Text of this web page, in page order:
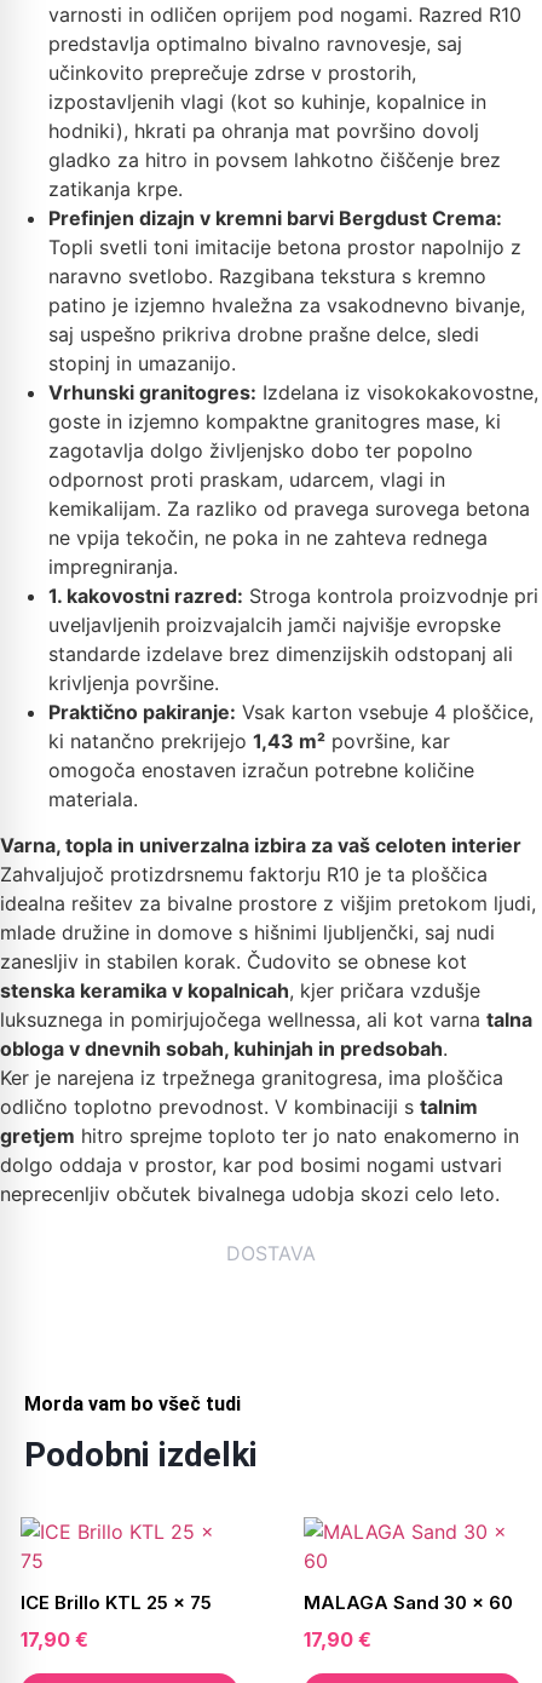
DOSTAVA
varnosti in odličen oprijem pod nogami. Razred R10
predstavlja optimalno bivalno ravnovesje, saj
učinkovito preprečuje zdrse v prostorih,
izpostavljenih vlagi (kot so kuhinje, kopalnice in
hodniki), hkrati pa ohranja mat površino dovolj
gladko za hitro in povsem lahkotno čiščenje brez
zatikanja krpe.
Prefinjen dizajn v kremni barvi Bergdust Crema:
Topli svetli toni imitacije betona prostor napolnijo z
naravno svetlobo. Razgibana tekstura s kremno
patino je izjemno hvaležna za vsakodnevno bivanje,
saj uspešno prikriva drobne prašne delce, sledi
stopinj in umazanijo.
Vrhunski granitogres: Izdelana iz visokokakovostne,
goste in izjemno kompaktne granitogres mase, ki
zagotavlja dolgo življenjsko dobo ter popolno
odpornost proti praskam, udarcem, vlagi in
kemikalijam. Za razliko od pravega surovega betona
ne vpija tekočin, ne poka in ne zahteva rednega
impregniranja.
1. kakovostni razred: Stroga kontrola proizvodnje pri
uveljavljenih proizvajalcih jamči najvišje evropske
standarde izdelave brez dimenzijskih odstopanj ali
krivljenja površine.
Praktično pakiranje: Vsak karton vsebuje 4 ploščice,
ki natančno prekrijejo 1,43 m² površine, kar
omogoča enostaven izračun potrebne količine
materiala.
Varna, topla in univerzalna izbira za vaš celoten interier
Zahvaljujoč protizdrsnemu faktorju R10 je ta ploščica
idealna rešitev za bivalne prostore z višjim pretokom ljudi,
mlade družine in domove s hišnimi ljubljenčki, saj nudi
zanesljiv in stabilen korak. Čudovito se obnese kot
stenska keramika v kopalnicah, kjer pričara vzdušje
luksuznega in pomirjujočega wellnessa, ali kot varna talna
obloga v dnevnih sobah, kuhinjah in predsobah.
Ker je narejena iz trpežnega granitogresa, ima ploščica
odlično toplotno prevodnost. V kombinaciji s talnim
gretjem hitro sprejme toploto ter jo nato enakomerno in
dolgo oddaja v prostor, kar pod bosimi nogami ustvari
neprecenljiv občutek bivalnega udobja skozi celo leto.
Morda vam bo všeč tudi
Podobni izdelki
ICE Brillo KTL 25 x 75
17,90 €
MALAGA Sand 30 x 60
17,90 €